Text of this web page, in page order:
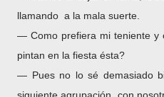
llamando a la mala suerte.
― Como prefiera mi teniente y
pintan en la fiesta ésta?
― Pues no lo sé demasiado